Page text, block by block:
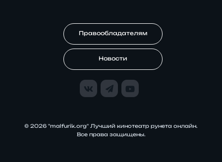
Правообладателям
Новости
© 2026 "malfurik.org" Лучший кинотеатр рунета онлайн.
Все права защищены.